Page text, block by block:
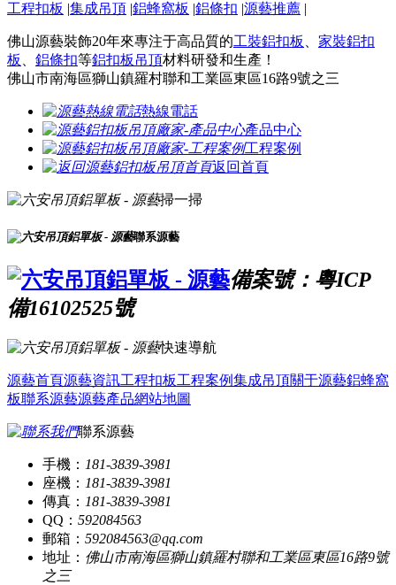
工程扣板 |集成吊頂 |鋁蜂窩板 |鋁條扣 |源藝推薦 |
佛山源藝裝飾20年來專注于高品質的工裝鋁扣板
家裝鋁扣
板
鋁條扣等鋁扣板吊頂材料研發和生產！
佛山市南海區獅山鎮羅村聯和工業區東區16路9號之三
熱線電話
產品中心
工程案例
返回首頁
掃一掃
聯系源藝
備案號：粵ICP
備16102525號
快速導航
源藝首頁源藝資訊工程扣板工程案例集成吊頂關于源藝鋁蜂窩
板聯系源藝源藝產品網站地圖
聯系源藝
手機： 181-3839-3981
座機： 181-3839-3981
傳真： 181-3839-3981
QQ： 592084563
郵箱： 592084563@qq.com
地址： 佛山市南海區獅山鎮羅村聯和工業區東區16路9號
之三